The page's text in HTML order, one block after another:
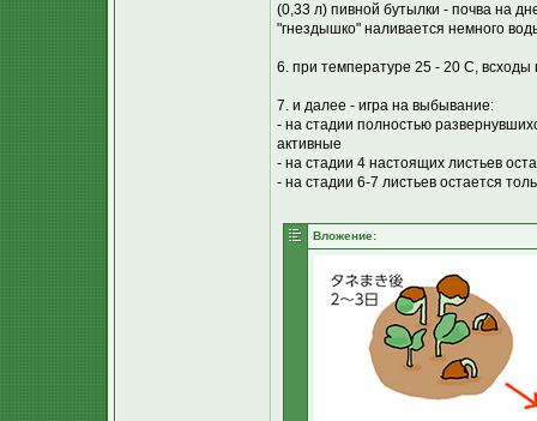
(0,33 л) пивной бутылки - почва на
"гнездышко" наливается немного
6. при температуре 25 - 20 С,
7. и далее - игра на выбывание:
- на стадии полностью
активные
- на стадии 4 настоящих листьев
- на стадии 6-7 листьев остается
Вложение: